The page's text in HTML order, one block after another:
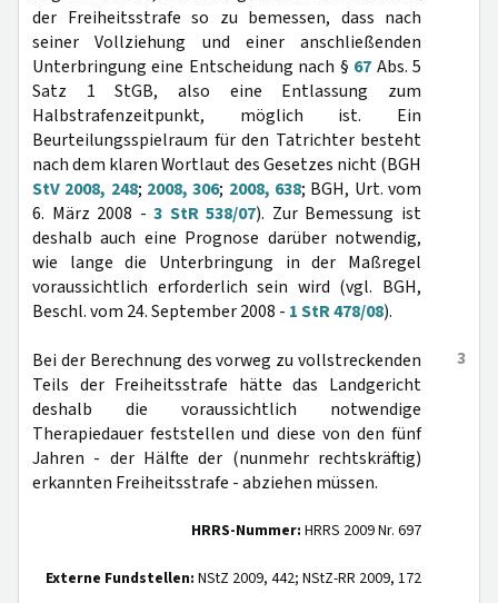
der Freiheitsstrafe so zu bemessen, dass nach
seiner Vollziehung und einer anschließenden
Unterbringung eine Entscheidung nach § 67 Abs. 5
Satz 1 StGB, also eine Entlassung zum
Halbstrafenzeitpunkt, möglich ist. Ein
Beurteilungsspielraum für den Tatrichter besteht
nach dem klaren Wortlaut des Gesetzes nicht (BGH
StV 2008, 248; 2008, 306; 2008, 638; BGH, Urt. vom
6. März 2008 -3 StR 538/07). Zur Bemessung ist
deshalb auch eine Prognose darüber notwendig,
wie lange die Unterbringung in der Maßregel
voraussichtlich erforderlich sein wird (vgl. BGH,
Beschl. vom 24. September 2008 - 1 StR 478/08).
3
Bei der Berechnung des vorweg zu vollstreckenden
Teils der Freiheitsstrafe hätte das Landgericht
deshalb die voraussichtlich notwendige
Therapiedauer feststellen und diese von den fünf
Jahren - der Hälfte der (nunmehr rechtskräftig)
erkannten Freiheitsstrafe - abziehen müssen.
HRRS-Nummer: HRRS 2009 Nr. 697
Externe Fundstellen: NStZ 2009, 442; NStZ-RR 2009, 172